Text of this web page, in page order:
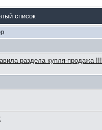
список
раздела купля-продажа !!!